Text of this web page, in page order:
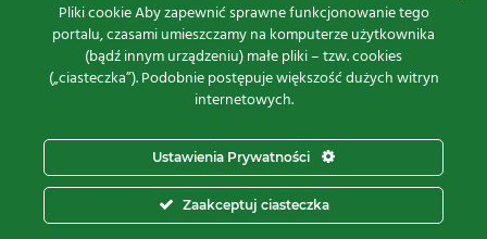
Projekt i realizacja:
© 2026 Proxima Electronics
Pliki cookie Aby zapewnić sprawne funkcjonowanie tego
portalu, czasami umieszczamy na komputerze użytkownika
(bądź innym urządzeniu) małe pliki – tzw. cookies
(„ciasteczka”). Podobnie postępuje większość dużych witryn
internetowych.
Zaakceptuj ciasteczka
Ustawienia Prywatności